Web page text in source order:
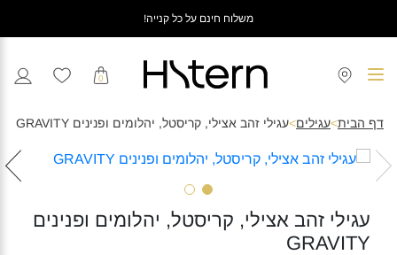
משלוח חינם על כל קנייה!
0
דף הבית>עגילים>עגילי זהב אצילי, קריסטל, יהלומים ופנינים GRAVITY
עגילי זהב אצילי, קריסטל, יהלומים ופנינים
GRAVITY